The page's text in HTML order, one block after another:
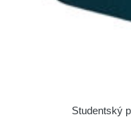
Studentský